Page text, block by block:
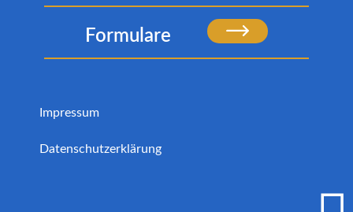
Formulare
Impressum
Datenschutzerklärung